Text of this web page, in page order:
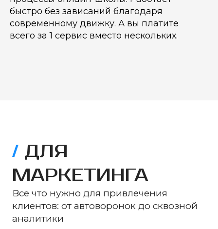
быстро без зависаний благодаря
современному движку. А вы платите
всего за 1 сервис вместо нескольких.
/ ДЛЯ
МАРКЕТИНГА
Все что нужно для привлечения
клиентов: от автоворонок до сквозной
аналитики